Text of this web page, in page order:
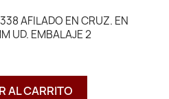
AFILADO EN CRUZ. EN
UD. EMBALAJE 2
AL CARRITO